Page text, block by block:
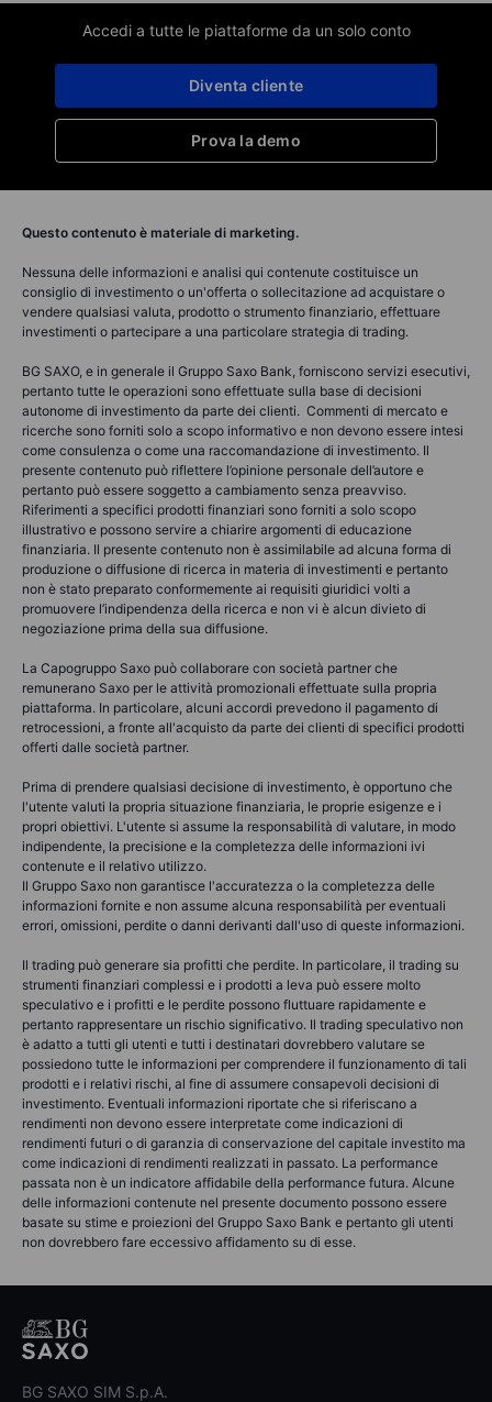
Accedi a tutte le piattaforme da un solo conto
Prova la demo
Diventa cliente
Questo contenuto è materiale di marketing.
Nessuna delle informazioni e analisi qui contenute costituisce un
consiglio di investimento o un'offerta o sollecitazione ad acquistare o
vendere qualsiasi valuta, prodotto o strumento finanziario, effettuare
investimenti o partecipare a una particolare strategia di trading.
BG SAXO, e in generale il Gruppo Saxo Bank, forniscono servizi esecutivi,
pertanto tutte le operazioni sono effettuate sulla base di decisioni
autonome di investimento da parte dei clienti. Commenti di mercato e
ricerche sono forniti solo a scopo informativo e non devono essere intesi
come consulenza o come una raccomandazione di investimento. Il
presente contenuto può riflettere l’opinione personale dell’autore e
pertanto può essere soggetto a cambiamento senza preavviso.
Riferimenti a specifici prodotti finanziari sono forniti a solo scopo
illustrativo e possono servire a chiarire argomenti di educazione
finanziaria. Il presente contenuto non è assimilabile ad alcuna forma di
produzione o diffusione di ricerca in materia di investimenti e pertanto
non è stato preparato conformemente ai requisiti giuridici volti a
promuovere l’indipendenza della ricerca e non vi è alcun divieto di
negoziazione prima della sua diffusione.
La Capogruppo Saxo può collaborare con società partner che
remunerano Saxo per le attività promozionali effettuate sulla propria
piattaforma. In particolare, alcuni accordi prevedono il pagamento di
retrocessioni, a fronte all'acquisto da parte dei clienti di specifici prodotti
offerti dalle società partner.
Prima di prendere qualsiasi decisione di investimento, è opportuno che
l'utente valuti la propria situazione finanziaria, le proprie esigenze e i
propri obiettivi. L'utente si assume la responsabilità di valutare, in modo
indipendente, la precisione e la completezza delle informazioni ivi
contenute e il relativo utilizzo.
Il Gruppo Saxo non garantisce l'accuratezza o la completezza delle
informazioni fornite e non assume alcuna responsabilità per eventuali
errori, omissioni, perdite o danni derivanti dall'uso di queste informazioni.
Il trading può generare sia profitti che perdite. In particolare, il trading su
strumenti finanziari complessi e i prodotti a leva può essere molto
speculativo e i profitti e le perdite possono fluttuare rapidamente e
pertanto rappresentare un rischio significativo. Il trading speculativo non
è adatto a tutti gli utenti e tutti i destinatari dovrebbero valutare se
possiedono tutte le informazioni per comprendere il funzionamento di tali
prodotti e i relativi rischi, al fine di assumere consapevoli decisioni di
investimento. Eventuali informazioni riportate che si riferiscano a
rendimenti non devono essere interpretate come indicazioni di
rendimenti futuri o di garanzia di conservazione del capitale investito ma
come indicazioni di rendimenti realizzati in passato. La performance
passata non è un indicatore affidabile della performance futura. Alcune
delle informazioni contenute nel presente documento possono essere
basate su stime e proiezioni del Gruppo Saxo Bank e pertanto gli utenti
non dovrebbero fare eccessivo affidamento su di esse.
BG SAXO SIM S.p.A.